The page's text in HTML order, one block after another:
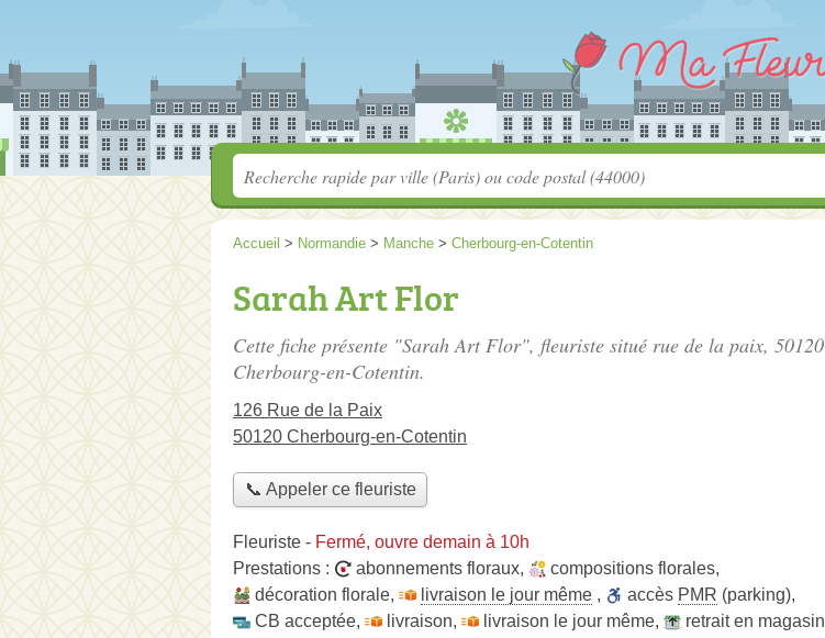
Accueil > Normandie > Manche > Cherbourg-en-Cotentin
Sarah Art Flor
Cette fiche présente "Sarah Art Flor", fleuriste situé rue de la paix, 50120
Cherbourg-en-Cotentin.
126 Rue de la Paix
50120 Cherbourg-en-Cotentin
📞 Appeler ce fleuriste
Fleuriste - Fermé, ouvre demain à 10h
Prestations :
abonnements floraux, compositions florales,
décoration florale, livraison le jour même , accès PMR (parking),
CB acceptée, livraison, livraison le jour même,
retrait en magasin